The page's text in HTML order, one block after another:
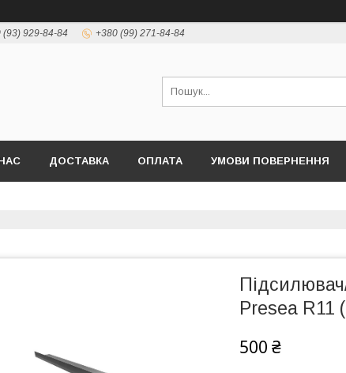
(93) 929-84-84 +380 (99) 271-84-84
ДОСТАВКА ОПЛАТА УМОВИ ПОВЕРНЕННЯ
Presea R11
500 ₴